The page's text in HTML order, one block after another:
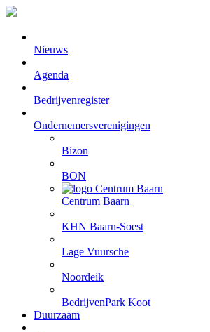
Nieuws
Agenda
Bedrijvenregister
Ondernemersverenigingen
Bizon
BON
Centrum Baarn
KHN Baarn-Soest
Lage Vuursche
Noordeik
BedrijvenPark Koot
Duurzaam